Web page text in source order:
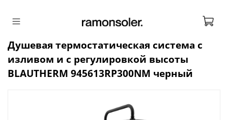
Душевая термостатическая система с
изливом и с регулировкой высоты
BLAUTHERM 945613RP300NM черный